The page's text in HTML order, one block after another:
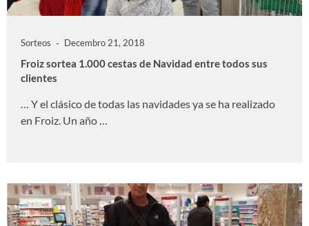
Sorteos Decembro 21, 2018
Froiz sortea 1.000 cestas de Navidad entre todos sus
clientes
… Y el clásico de todas las navidades ya se ha realizado
en Froiz. Un año …